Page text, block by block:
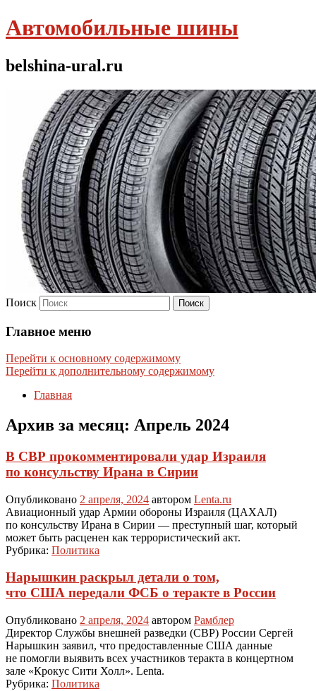
Автомобильные шины
belshina-ural.ru
Поиск
Главное меню
Перейти к основному содержимому
Перейти к дополнительному содержимому
Главная
Архив за месяц: Апрель 2024
В СВР прокомментировали удар Израиля
по консульству Ирана в Сирии
Опубликовано 2 апреля, 2024 автором Lenta.ru
Авиационный удар Армии обороны Израиля (ЦАХАЛ)
по консульству Ирана в Сирии — преступный шаг, который
может быть расценен как террористический акт.
Рубрика: Политика
Нарышкин раскрыл детали о том,
что США передали ФСБ о теракте в России
Опубликовано 2 апреля, 2024 автором Рамблер
Директор Службы внешней разведки (СВР) России Сергей
Нарышкин заявил, что предоставленные США данные
не помогли выявить всех участников теракта в концертном
зале «Крокус Сити Холл». Lenta.
Рубрика: Политика